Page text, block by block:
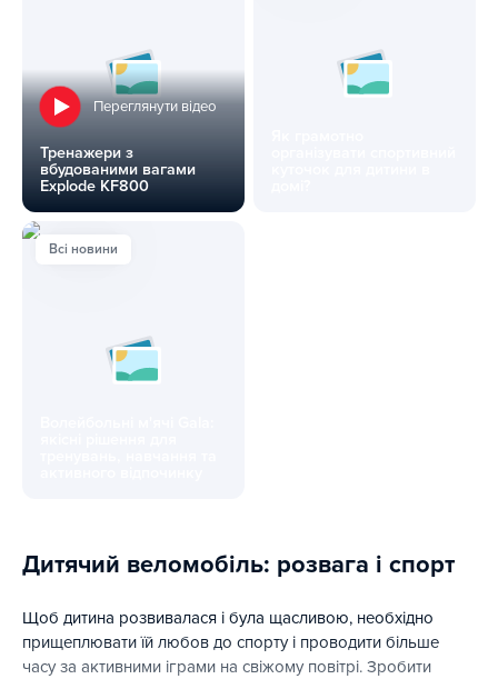
Переглянути відео
Тренажери з
вбудованими вагами
Explode KF800
Тренажери з вбудованими вагами Explode KF800
Всі новини
Дитячий веломобіль: розвага і спорт
Щоб дитина розвивалася і була щасливою, необхідно
прищеплювати їй любов до спорту і проводити більше
часу за активними іграми на свіжому повітрі. Зробити